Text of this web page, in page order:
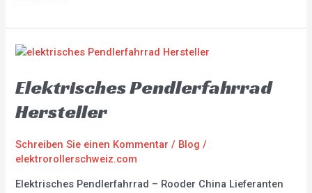
Elektrisches Pendlerfahrrad
Hersteller
Schreiben Sie einen Kommentar / Blog /
elektrorollerschweiz.com
Elektrisches Pendlerfahrrad – Rooder China Lieferanten
Elektrisches
Hersteller